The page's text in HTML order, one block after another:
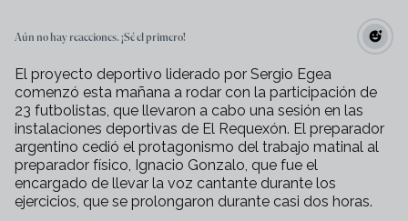
Aún no hay reacciones. ¡Sé el primero!
El proyecto deportivo liderado por Sergio Egea
comenzó esta mañana a rodar con la participación de
23 futbolistas, que llevaron a cabo una sesión en las
instalaciones deportivas de El Requexón. El preparador
argentino cedió el protagonismo del trabajo matinal al
preparador físico, Ignacio Gonzalo, que fue el
encargado de llevar la voz cantante durante los
ejercicios, que se prolongaron durante casi dos horas.